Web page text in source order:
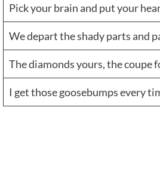
Pick your brain and put your
We depart the shady parts and
The diamonds yours, the coupe
I get those goosebumps every